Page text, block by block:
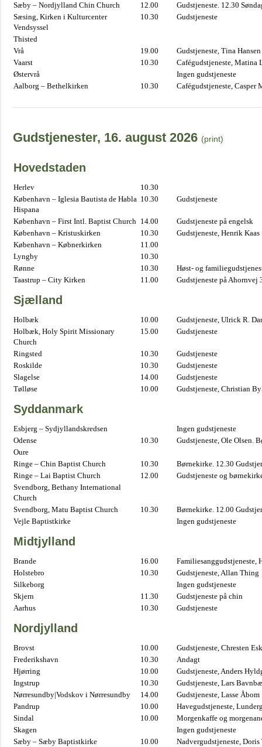
Sæby – Nordjylland Chin Church
12.00
Gudstjeneste. 12.30
Sæsing, Kirken i Kulturcenter
Vendsyssel
10.30 Gudstjeneste
Thisted
Vrå
19.00
Gudstjeneste, Tina Hansen
Vaarst
10.30
Cafégudstjeneste, Matina
Østervrå
Ingen gudstjeneste
Aalborg – Bethelkirken
10.30 Cafégudstjeneste, Casper
Gudstjenester, 16. august 2026 (print)
Hovedstaden
Herlev
10.30
København – Iglesia Bautista de Habla
Hispana
10.30 Gudstjeneste
København – First Intl. Baptist Church 14.00
Gudstjeneste på engelsk
København – Kristuskirken
10.30
Gudstjeneste, Henrik Kaas
København – Købnerkirken
11.00
Lyngby
10.30
Rønne
10.30
Høst- og
Taastrup – City Kirken
11.00 Gudstjeneste på Ahornvej
Sjælland
Holbæk 10.00
Gudstjeneste, Ulrick R.
Holbæk, Holy Spirit Missionary
Church
15.00 Gudstjeneste
Ringsted 10.30
Gudstjeneste
Roskilde
10.30
Gudstjeneste
Slagelse
14.00
Gudstjeneste
Tølløse
10.00 Gudstjeneste, Christian
Syddanmark
Esbjerg – Sydjyllandskredsen
Ingen gudstjeneste
Odense
10.30
Gudstjeneste, Ole Olsen.
Oure
Ringe – Chin Baptist Church
10.30
Børnekirke. 12.30
Ringe – Lai Baptist Church
12.00
Gudstjeneste og
Svendborg, Bethany International
Church
Svendborg, Matu Baptist Church
10.30
Børnekirke. 12.00
Vejle Baptistkirke
Ingen gudstjeneste
Midtjylland
Brande 16.00
Familiesanggudstjeneste,
Holstebro
10.30
Gudstjeneste, Allan Thing
Silkeborg
Ingen gudstjeneste
Skjern
11.30
Gudstjeneste på chin
Aarhus
10.30 Gudstjeneste
Nordjylland
Brovst 10.00
Gudstjeneste, Chresten
Frederikshavn
10.30
Andagt
Hjørring
10.00
Gudstjeneste, Anders
Ingstrup
10.30
Gudstjeneste, Lars
Nørresundby|Vodskov i Nørresundby
14.00
Gudstjeneste, Lasse Åbom
Pandrup
10.00
Havegudstjeneste,
Sindal
10.00
Morgenkaffe og
Skagen
Ingen gudstjeneste
Sæby – Sæby Baptistkirke
10.00 Nadvergudstjeneste,